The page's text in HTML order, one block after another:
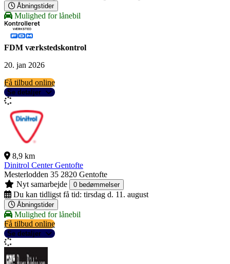
Åbningstider
Mulighed for lånebil
FDM værkstedskontrol
20. jan 2026
Få tilbud online
Se detaljer
8,9 km
Dinitrol Center Gentofte
Mesterlodden 35 2820 Gentofte
Nyt samarbejde
0 bedømmelser
Du kan tidligst få tid: tirsdag d. 11. august
Åbningstider
Mulighed for lånebil
Få tilbud online
Se detaljer